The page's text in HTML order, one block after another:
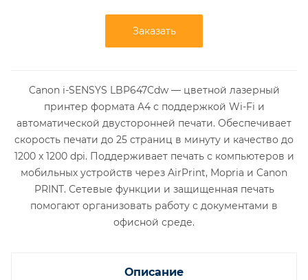
Заказать
Canon i-SENSYS LBP647Cdw — цветной лазерный
принтер формата A4 с поддержкой Wi-Fi и
автоматической двусторонней печати. Обеспечивает
скорость печати до 25 страниц в минуту и качество до
1200 x 1200 dpi. Поддерживает печать с компьютеров и
мобильных устройств через AirPrint, Mopria и Canon
PRINT. Сетевые функции и защищенная печать
помогают организовать работу с документами в
офисной среде.
Описание